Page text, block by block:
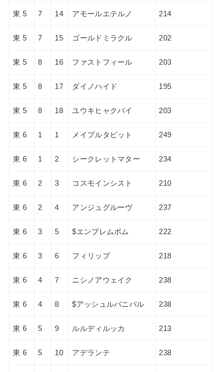
東 5 7 14 アモールエテルノ 214
東 5 7 15 ゴールドミラクル 202
東 5 8 16 ファストフィール 203
東 5 8 17 ダイノハイド 195
東 5 8 18 ユウキヒャクバイ 203
東 6 1 1 メイプルタピット 249
東 6 1 2 シークレットマター 234
東 6 2 3 コスモインシスト 210
東 6 2 4 アンジュグルーヴ 237
東 6 3 5 $エンブレムボム 222
東 6 3 6 フィリップ 218
東 6 4 7 ニシノアウェイク 238
東 6 4 8 $アッシュルバニパル 238
東 6 5 9 ルルディルッカ 213
東 6 5 10 アデランテ 238